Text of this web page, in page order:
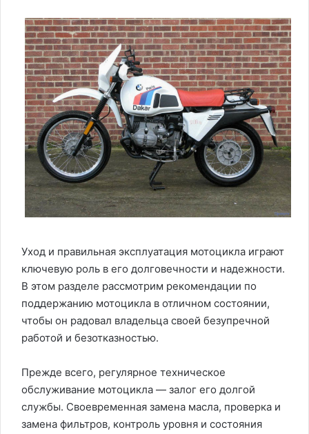
Уход и правильная эксплуатация мотоцикла играют
ключевую роль в его долговечности и надежности.
В этом разделе рассмотрим рекомендации по
поддержанию мотоцикла в отличном состоянии,
чтобы он радовал владельца своей безупречной
работой и безотказностью.
Прежде всего, регулярное техническое
обслуживание мотоцикла — залог его долгой
службы. Своевременная замена масла, проверка и
замена фильтров, контроль уровня и состояния